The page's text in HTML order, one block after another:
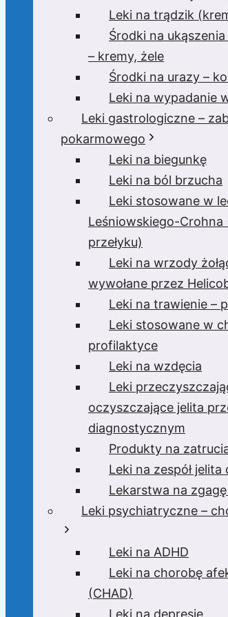
Leki na trądzik
Środki na
– kremy, żele
Środki na urazy –
Leki na wypadanie
Leki gastrologiczne –
pokarmowego
Leki na biegunkę
Leki na ból brzucha
Leki stosowane w
Leśniowskiego-Crohna
przełyku)
Leki na wrzody
wywołane przez
Leki na trawienie –
Leki stosowane w
profilaktyce
Leki na wzdęcia
Leki
oczyszczające jelita
diagnostycznym
Produkty na
Leki na zespół
Lekarstwa na
Leki psychiatryczne –
Leki na ADHD
Leki na chorobę
(CHAD)
Leki na depresję